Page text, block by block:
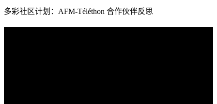
多彩社区计划：AFM-Téléthon 合作伙伴反思